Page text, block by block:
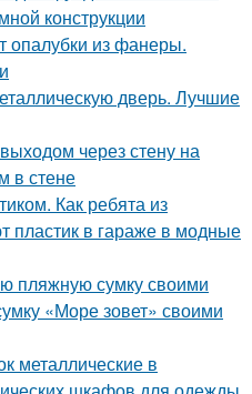
конструкции
опалубки из фанеры.
дверь. Лучшие
через стену на
в стене
Как ребята из
пластик в гараже в модные
пляжную сумку своими
«Море зовет» своими
металлические в